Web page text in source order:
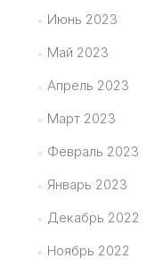
Июнь 2023
Май 2023
Апрель 2023
Март 2023
Февраль 2023
Январь 2023
Декабрь 2022
Ноябрь 2022